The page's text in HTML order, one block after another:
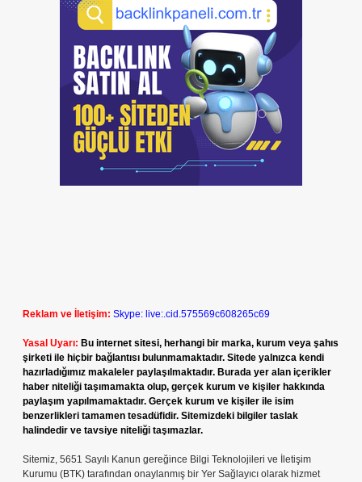
Reklam ve İletişim: Skype: live:.cid.575569c608265c69
Yasal Uyarı: Bu internet sitesi, herhangi bir marka, kurum veya şahıs
şirketi ile hiçbir bağlantısı bulunmamaktadır. Sitede yalnızca kendi
hazırladığımız makaleler paylaşılmaktadır. Burada yer alan içerikler
haber niteliği taşımamakta olup, gerçek kurum ve kişiler hakkında
paylaşım yapılmamaktadır. Gerçek kurum ve kişiler ile isim
benzerlikleri tamamen tesadüfidir. Sitemizdeki bilgiler taslak
halindedir ve tavsiye niteliği taşımazlar.
Sitemiz, 5651 Sayılı Kanun gereğince Bilgi Teknolojileri ve İletişim
Kurumu (BTK) tarafından onaylanmış bir Yer Sağlayıcı olarak hizmet